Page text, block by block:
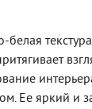
белая
Ее яркий и